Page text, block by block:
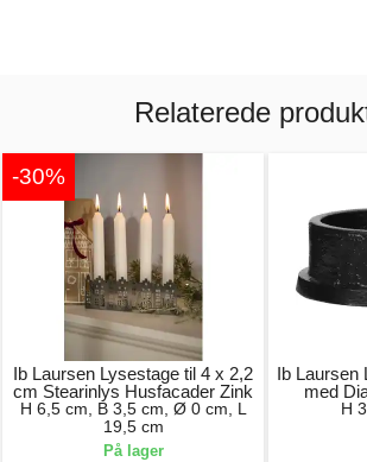
Relaterede
-30%
Ib Laursen Lysestage til 4 x 2,2
cm Stearinlys Husfacader Zink
H 6,5 cm, B 3,5 cm, Ø 0 cm, L
19,5 cm
På lager
Ib Laursen
med
H